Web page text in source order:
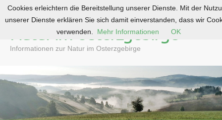
c
Natur im Osterzgebirge
Informationen zur Natur im Osterzgebirge
Cookies erleichtern die Bereitstellung unserer Dienste. Mit der
unserer Dienste erklären Sie sich damit einverstanden, dass wir
verwenden.
Mehr Informationen OK